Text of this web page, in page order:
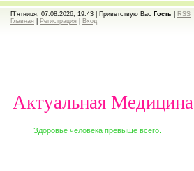
П`ятниця, 07.08.2026, 19:43 | Приветствую Вас Гость
RSS
Главная
Регистрация Вход
Актуальная Медицина
Здоровье человека превыше всего.